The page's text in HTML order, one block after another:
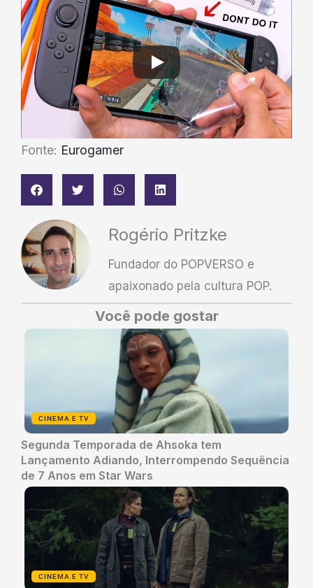
Fonte: Eurogamer
Rogério Pritzke
Fundador do POPVERSO e
apaixonado pela cultura POP.
Você pode gostar
CINEMA E TV
Segunda Temporada de Ahsoka tem
Lançamento Adiando, Interrompendo Sequência
de 7 Anos em Star Wars
CINEMA E TV